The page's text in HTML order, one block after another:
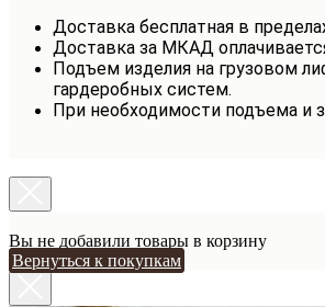
Доставка бесплатная в
Доставка за МКАД
Подъем изделия на грузовом
гардеробных систем.
При необходимости подъема и
Вы не добавили товары в корзину
Вернуться к покупкам